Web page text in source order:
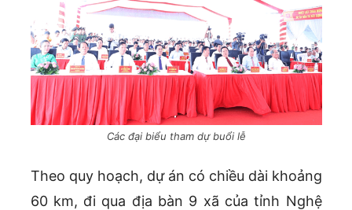
Các đại biểu tham dự buổi lễ
Theo quy hoạch, dự án có chiều dài khoảng
60 km, đi qua địa bàn 9 xã của tỉnh Nghệ